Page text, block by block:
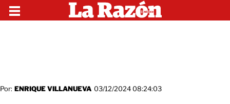
Por: ENRIQUE VILLANUEVA 03/12/2024 08:24:03